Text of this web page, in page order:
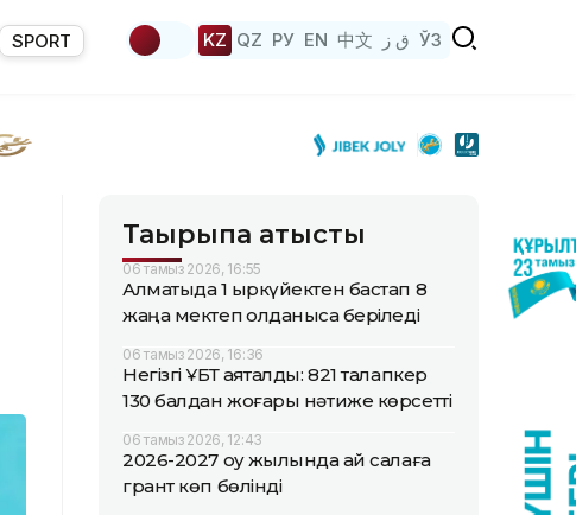
SPORT KZ QZ РУ EN 中文 ق ز ЎЗ
Тақырыпқа қатысты
06 тамыз 2026, 16:55
Алматыда 1 қыркүйектен бастап 8
жаңа мектеп қолданысқа беріледі
06 тамыз 2026, 16:36
Негізгі ҰБТ аяқталды: 821 талапкер
130 балдан жоғары нәтиже көрсетті
06 тамыз 2026, 12:43
2026-2027 оқу жылында қай салаға
грант көп бөлінді